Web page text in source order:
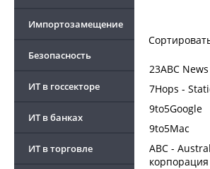
Импортозамещение
Безопасность
ИТ в госсекторе
ИТ в банках
ИТ в торговле
23ABC News
7Hops -
9to5Google
9to5Mac
ABC -
корпорация